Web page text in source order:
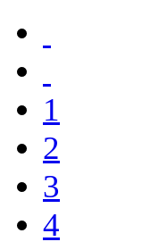
1
2
3
4